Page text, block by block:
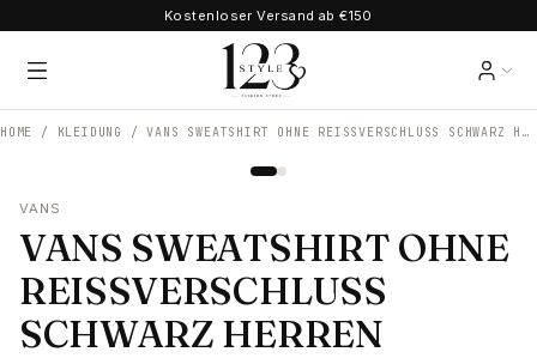
Kostenloser Versand ab €150
HOME / KLEIDUNG /VANS SWEATSHIRT OHNE REISSVERSCHLUSS SCHWARZ HERREN
VANS
VANS SWEATSHIRT OHNE
REISSVERSCHLUSS
SCHWARZ HERREN